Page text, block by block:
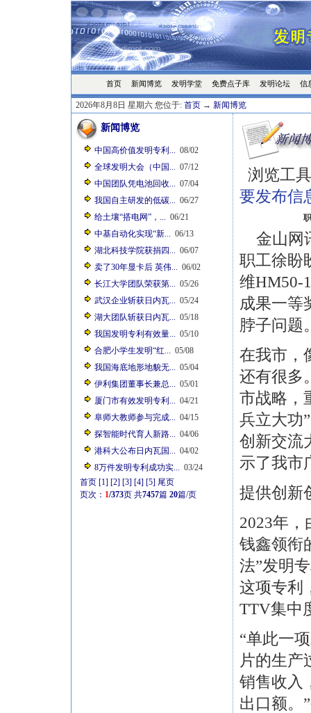
首页 新闻博览 发明学堂 免费点子库 发明论坛 信
2026年8月8日 星期六 您位于: 首页 → 新闻博览
新闻博览
中国高价值发明专利... 08/02
全球发明大会（中国... 07/12
中国团队凭电池回收... 07/04
我国自主研发的低碳... 06/27
给土壤“搭电网”，... 06/21
中基自动化实现“新... 06/13
湖北科技学院获捐四... 06/07
卖了30年显卡后 英伟... 06/02
长江大学团队荣获第... 05/26
武汉企业斩获日内瓦... 05/24
湖大团队斩获日内瓦... 05/18
我国发明专利有效量... 05/10
合肥小学生发明“红... 05/08
我国海底地形地貌无... 05/04
伊利集团董事长兼总... 05/01
厦门市有效发明专利... 04/21
阜师大教师参与完成... 04/15
探智能时代育人新路... 04/06
港科大公布日内瓦国... 04/02
8万件发明专利成功实... 03/24
首页 [1] [2] [3] [4] [5] 尾页
页次： 1/373页 共7457篇 20篇/页
浏览工
要发布信
金山网
职工徐盼
维HM50-
成果一等
脖子问题
在我市，
还有很多
市战略，
兵立大功
创新交流
示了我市
提供创新
2023年
钱鑫领衔
法”发明
这项专利
TTV集中
“单此一
片的生产
销售收入
出口额。